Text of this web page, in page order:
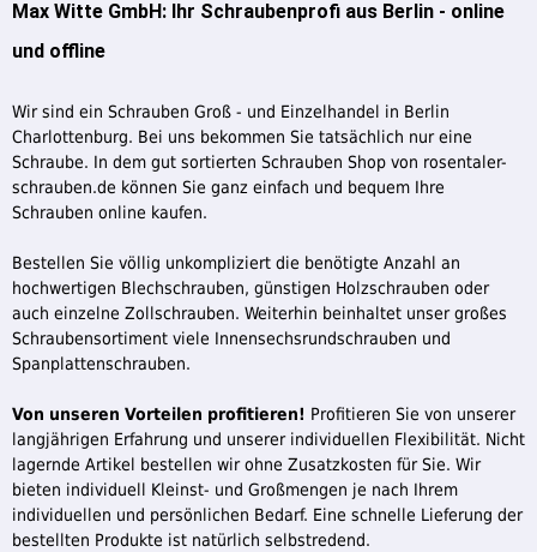
Max Witte GmbH: Ihr Schraubenprofi aus Berlin - online
und offline
Wir sind ein Schrauben Groß - und Einzelhandel in Berlin
Charlottenburg. Bei uns bekommen Sie tatsächlich nur eine
Schraube. In dem gut sortierten Schrauben Shop von rosentaler-
schrauben.de können Sie ganz einfach und bequem Ihre
Schrauben online kaufen.
Bestellen Sie völlig unkompliziert die benötigte Anzahl an
hochwertigen Blechschrauben, günstigen Holzschrauben oder
auch einzelne Zollschrauben. Weiterhin beinhaltet unser großes
Schraubensortiment viele Innensechsrundschrauben und
Spanplattenschrauben.
Von unseren Vorteilen profitieren! Profitieren Sie von unserer
langjährigen Erfahrung und unserer individuellen Flexibilität. Nicht
lagernde Artikel bestellen wir ohne Zusatzkosten für Sie. Wir
bieten individuell Kleinst- und Großmengen je nach Ihrem
individuellen und persönlichen Bedarf. Eine schnelle Lieferung der
bestellten Produkte ist natürlich selbstredend.